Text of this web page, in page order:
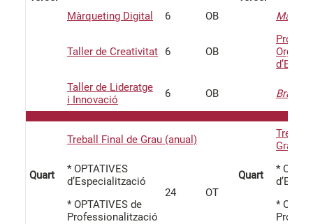
Màrqueting Digital
6 OB
Taller de Creativitat 6 OB
Taller de Lideratge
i Innovació
6 OB
Quart
Treball Final de Grau (anual)
Quart
Treball
Grau
* OPTATIVES
d’Especialització
24
OT
*
* OPTATIVES de
Professionalització
*